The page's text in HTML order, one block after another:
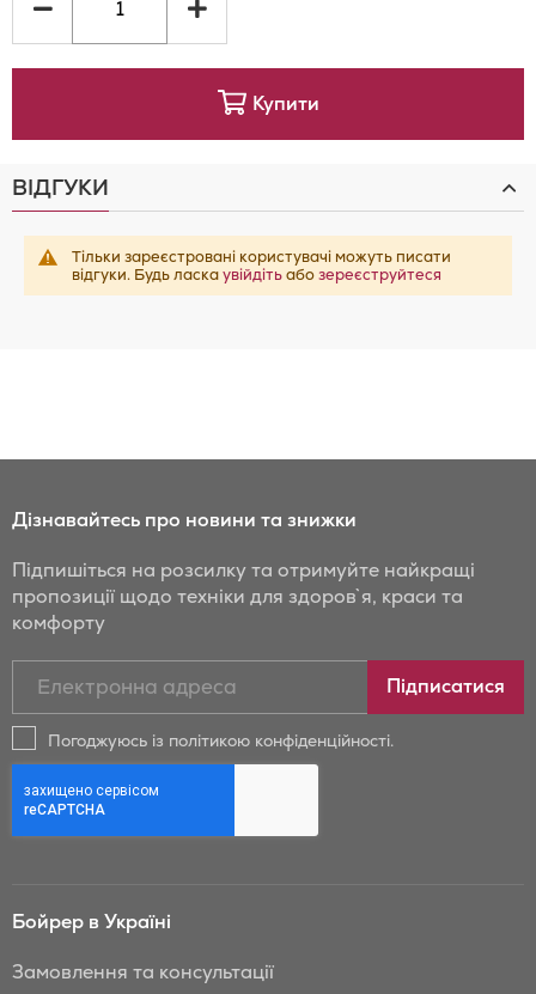
Бажань
Купити
ВІДГУКИ
Тільки зареєстровані користувачі можуть писати
відгуки. Будь ласкаувійдітьабозереєструйтеся
Дізнавайтесь про новини та знижки
Підпишіться на розсилку та отримуйте найкращі
пропозиції щодо техніки для здоров`я, краси та
комфорту
новини
та
Бойрер:
Підписатися
Погоджуюсь із політикою конфіденційності.
Бойрер в Україні
Замовлення та консультації